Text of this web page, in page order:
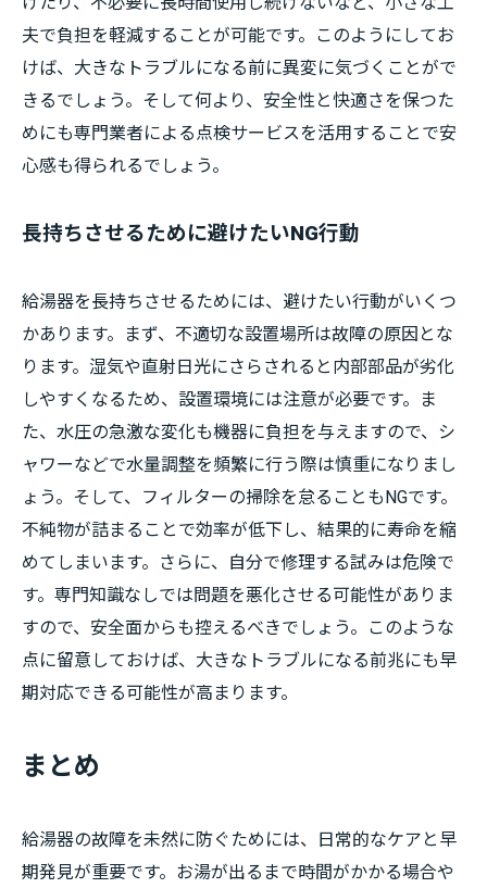
夫で負担を軽減することが可能です。このようにしてお
けば、大きなトラブルになる前に異変に気づくことがで
きるでしょう。そして何より、安全性と快適さを保つた
めにも専門業者による点検サービスを活用することで安
心感も得られるでしょう。
長持ちさせるために避けたいNG行動
給湯器を長持ちさせるためには、避けたい行動がいくつ
かあります。まず、不適切な設置場所は故障の原因とな
ります。湿気や直射日光にさらされると内部部品が劣化
しやすくなるため、設置環境には注意が必要です。ま
た、水圧の急激な変化も機器に負担を与えますので、シ
ャワーなどで水量調整を頻繁に行う際は慎重になりまし
ょう。そして、フィルターの掃除を怠ることもNGです。
不純物が詰まることで効率が低下し、結果的に寿命を縮
めてしまいます。さらに、自分で修理する試みは危険で
す。専門知識なしでは問題を悪化させる可能性がありま
すので、安全面からも控えるべきでしょう。このような
点に留意しておけば、大きなトラブルになる前兆にも早
期対応できる可能性が高まります。
まとめ
給湯器の故障を未然に防ぐためには、日常的なケアと早
期発見が重要です。お湯が出るまで時間がかかる場合や